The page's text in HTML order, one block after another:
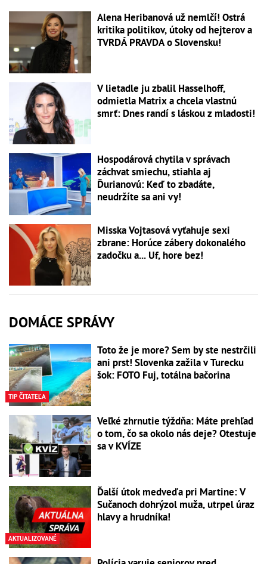
Alena Heribanová už nemlčí! Ostrá
kritika politikov, útoky od hejterov a
TVRDÁ PRAVDA o Slovensku!
V lietadle ju zbalil Hasselhoff,
odmietla Matrix a chcela vlastnú
smrť: Dnes randí s láskou z mladosti!
Hospodárová chytila v správach
záchvat smiechu, stiahla aj
Ďurianovú: Keď to zbadáte,
neudržíte sa ani vy!
Misska Vojtasová vyťahuje sexi
zbrane: Horúce zábery dokonalého
zadočku a... Uf, hore bez!
DOMÁCE SPRÁVY
TIP ČITATEĽA
Toto že je more? Sem by ste nestrčili
ani prst! Slovenka zažila v Turecku
šok: FOTO Fuj, totálna bačorina
Veľké zhrnutie týždňa: Máte prehľad
o tom, čo sa okolo nás deje? Otestuje
sa v KVÍZE
AKTUALIZOVANÉ
Ďalší útok medveďa pri Martine: V
Sučanoch dohrýzol muža, utrpel úraz
hlavy a hrudníka!